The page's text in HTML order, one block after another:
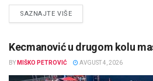
SAZNAJTE VIŠEDETAILS
Kecmanović u drugom kolu
BY MIŠKO PETROVIĆ AVGUST 4, 2026